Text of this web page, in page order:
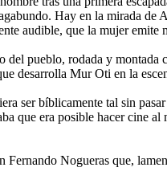
Hay en la mirada de
audible, que la mujer emite
pueblo, rodada y
desarrolla Mur Oti en la
ser bíblicamente tal sin
que era posible hacer cine
Nogueras que,